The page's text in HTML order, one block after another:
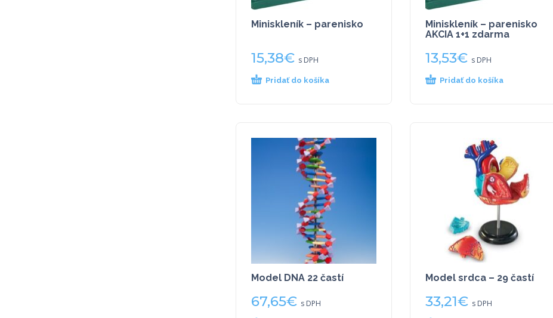
Miniskleník – parenisko
15,38€ s DPH
Pridať do košíka
Miniskleník – parenisko
AKCIA 1+1 zdarma
13,53€ s DPH
Pridať do košíka
Model DNA 22 častí
67,65€ s DPH
Model srdca – 29 častí
33,21€ s DPH